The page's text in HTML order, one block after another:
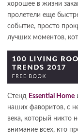
хорошее в жизни
пролетели еще
событие, просто
лучших моментов,
Стенд Essential Home
наших фаворитов, с
века, который никто
внимание всех, кто